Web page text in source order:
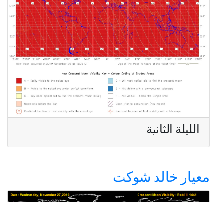
الليلة الثانية
معيار خالد شوكت